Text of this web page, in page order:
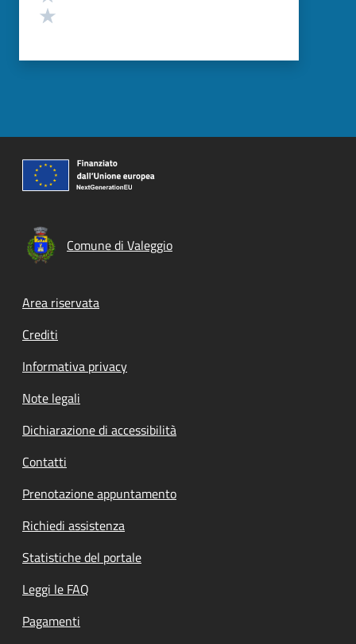
Comune di Valeggio
Footer menu
Area riservata
Crediti
Informativa privacy
Note legali
Dichiarazione di accessibilità
Contatti
Prenotazione appuntamento
Richiedi assistenza
Statistiche del portale
Leggi le FAQ
Pagamenti